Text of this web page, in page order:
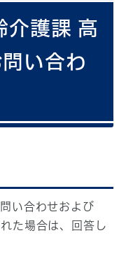
介護課 高
い合わ
い合わせおよび
た場合は、回答し